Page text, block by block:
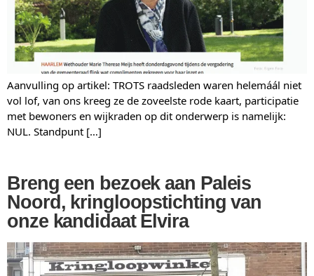
Aanvulling op artikel: TROTS raadsleden waren helemáál niet
vol lof, van ons kreeg ze de zoveelste rode kaart, participatie
met bewoners en wijkraden op dit onderwerp is namelijk:
NUL. Standpunt […]
Breng een bezoek aan Paleis
Noord, kringloopstichting van
onze kandidaat Elvira